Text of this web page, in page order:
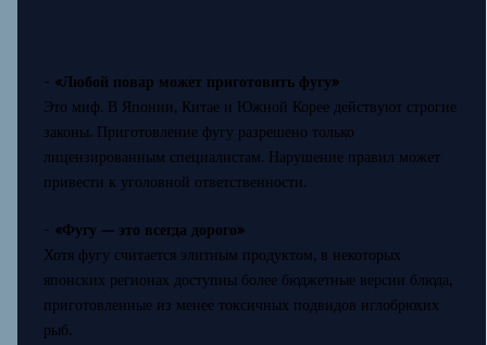
- «Любой повар может приготовить фугу»
Это миф. В Японии, Китае и Южной Корее действуют строгие
законы. Приготовление фугу разрешено только
лицензированным специалистам. Нарушение правил может
привести к уголовной ответственности.
- «Фугу — это всегда дорого»
Хотя фугу считается элитным продуктом, в некоторых
японских регионах доступны более бюджетные версии блюда,
приготовленные из менее токсичных подвидов иглобрюхих
рыб.